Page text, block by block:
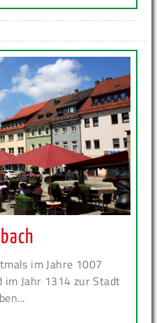
im Jahre 1007
Jahr 1314 zur Stadt